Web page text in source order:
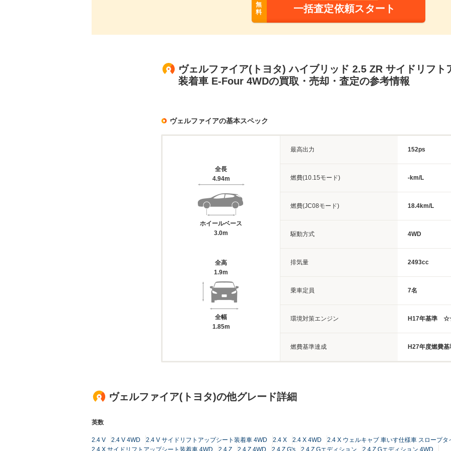
無
料
一括査定依頼スタート
ヴェルファイア(トヨタ) ハイブリッド 2.5 ZR サイドリフト
装着車 E-Four 4WDの買取・売却・査定の参考情報
ヴェルファイアの基本スペック
全長
4.94m
ホイールベース
3.0m
全高
1.9m
全幅
1.85m
最高出力 152ps
燃費(10.15モード) -km/L
燃費(JC08モード) 18.4km/L
駆動方式 4WD
排気量 2493cc
乗車定員 7名
環境対策エンジン H17年基準
燃費基準達成 H27年度燃費
ヴェルファイア(トヨタ)の他グレード詳細
英数
2.4 V 2.4 V 4WD 2.4 V サイドリフトアップシート装着車 4WD 2.4 X 2.4 X 4WD 2.4 X ウェルキャブ 車いす仕様車 スロープタ
2.4 X サイドリフトアップシート装着車 4WD
2.4 Z 2.4 Z 4WD 2.4 Z G's 2.4 Z Gエディション 2.4 Z Gエディション 4WD